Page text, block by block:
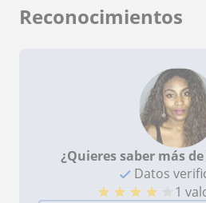
Reconocimientos
¿Quieres saber más
Datos
★ ★ ★ ★
1